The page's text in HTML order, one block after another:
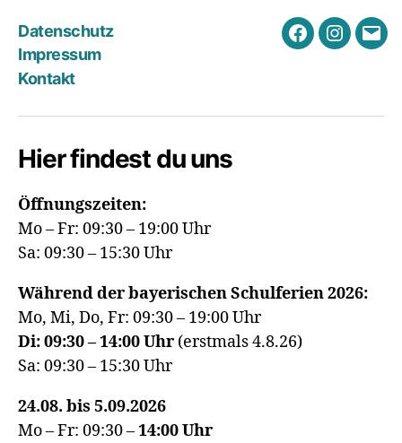
Datenschutz
Impressum
Kontakt
FacebookE-
Hier findest du uns
Öffnungszeiten:
Mo – Fr: 09:30 – 19:00 Uhr
Sa: 09:30 – 15:30 Uhr
Während der bayerischen Schulferien 2026:
Mo, Mi, Do, Fr: 09:30 – 19:00 Uhr
Di: 09:30 – 14:00 Uhr (erstmals 4.8.26)
Sa: 09:30 – 15:30 Uhr
24.08. bis 5.09.2026
Mo – Fr: 09:30 –14:00Uhr